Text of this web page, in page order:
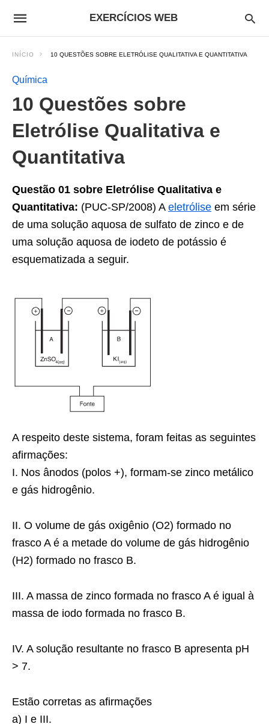
EXERCÍCIOS WEB
INÍCIO 10 QUESTÕES SOBRE ELETRÓLISE QUALITATIVA E QUANTITATIVA
Química
10 Questões sobre
Eletrólise Qualitativa e
Quantitativa
Questão 01 sobre Eletrólise Qualitativa e
Quantitativa: (PUC-SP/2008) A eletrólise em série
de uma solução aquosa de sulfato de zinco e de
uma solução aquosa de iodeto de potássio é
esquematizada a seguir.
A respeito deste sistema, foram feitas as seguintes
afirmações:
I. Nos ânodos (polos +), formam-se zinco metálico
e gás hidrogênio.
II. O volume de gás oxigênio (O2) formado no
frasco A é a metade do volume de gás hidrogênio
(H2) formado no frasco B.
III. A massa de zinco formada no frasco A é igual à
massa de iodo formada no frasco B.
IV. A solução resultante no frasco B apresenta pH
> 7.
Estão corretas as afirmações
a) I e III.